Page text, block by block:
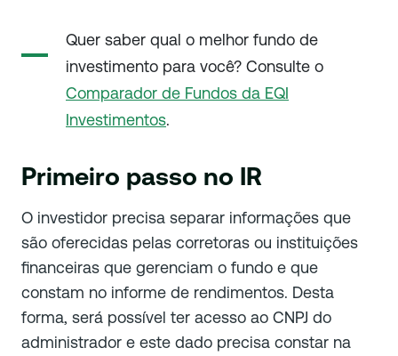
Quer saber qual o melhor fundo de
investimento para você? Consulte o
Comparador de Fundos da EQI
Investimentos.
Primeiro passo no IR
O investidor precisa separar informações que
são oferecidas pelas corretoras ou instituições
financeiras que gerenciam o fundo e que
constam no informe de rendimentos. Desta
forma, será possível ter acesso ao CNPJ do
administrador e este dado precisa constar na